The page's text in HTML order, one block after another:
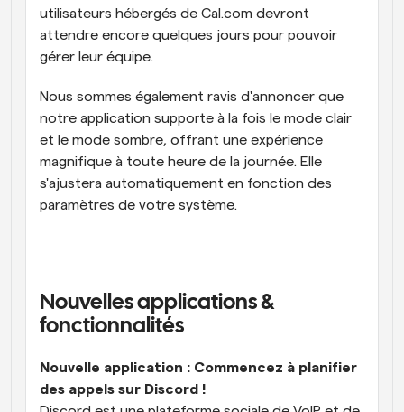
utilisateurs hébergés de Cal.com devront
attendre encore quelques jours pour pouvoir
gérer leur équipe.
Nous sommes également ravis d'annoncer que
notre application supporte à la fois le mode clair
et le mode sombre, offrant une expérience
magnifique à toute heure de la journée. Elle
s'ajustera automatiquement en fonction des
paramètres de votre système.
Nouvelles applications &
fonctionnalités
Nouvelle application : Commencez à planifier
des appels sur Discord !